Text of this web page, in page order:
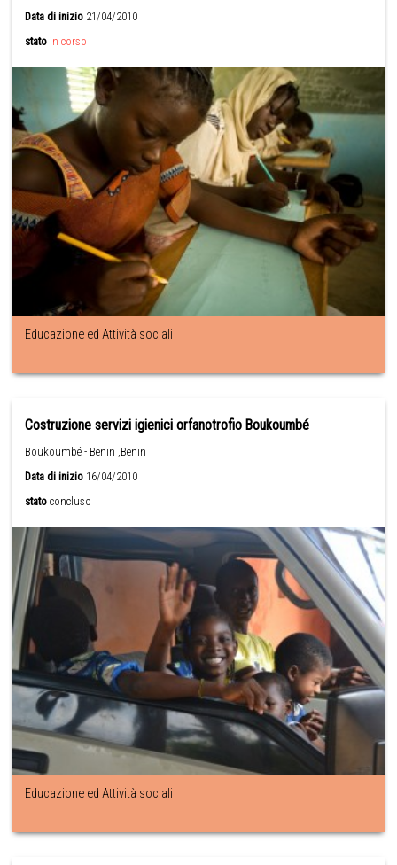
Data di inizio 21/04/2010
stato in corso
Educazione ed Attività sociali
Costruzione servizi igienici orfanotrofio Boukoumbé
Boukoumbé - Benin ,Benin
Data di inizio 16/04/2010
stato concluso
Educazione ed Attività sociali